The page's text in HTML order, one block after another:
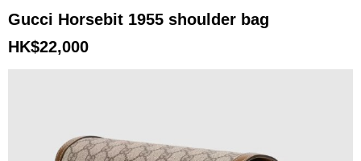
Gucci Horsebit 1955 shoulder bag
HK$22,000